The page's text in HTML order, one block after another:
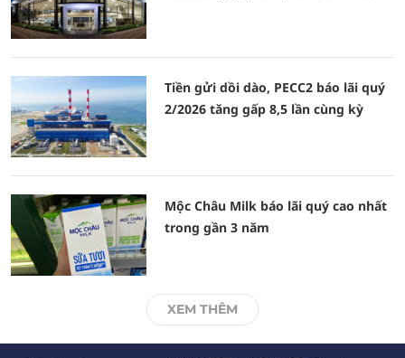
Tiền gửi dồi dào, PECC2 báo lãi quý
2/2026 tăng gấp 8,5 lần cùng kỳ
Mộc Châu Milk báo lãi quý cao nhất
trong gần 3 năm
XEM THÊM